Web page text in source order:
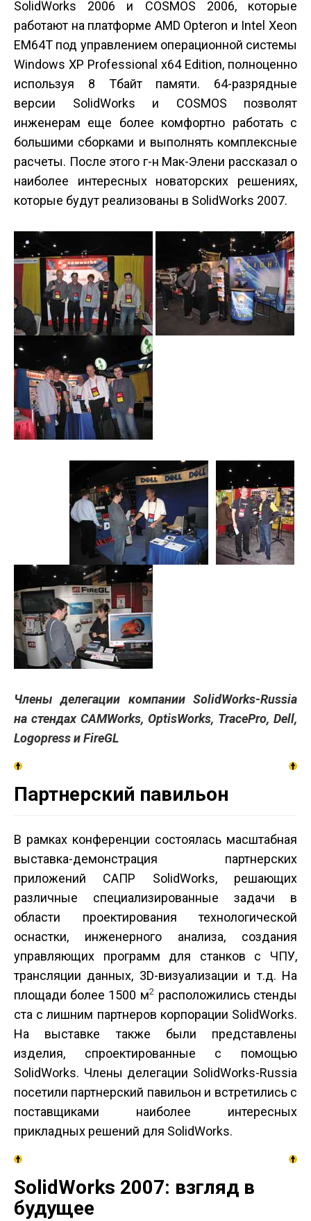
SolidWorks 2006 и COSMOS 2006, которые
работают на платформе AMD Opteron и Intel Xeon
EM64T под управлением операционной системы
Windows XP Professional x64 Edition, полноценно
используя 8 Тбайт памяти. 64-разрядные
версии SolidWorks и COSMOS позволят
инженерам еще более комфортно работать с
большими сборками и выполнять комплексные
расчеты. После этого г-н Мак-Элени рассказал о
наиболее интересных новаторских решениях,
которые будут реализованы в SolidWorks 2007.
Члены делегации компании SolidWorks-Russia
на стендах CAMWorks, OptisWorks, TracePro, Dell,
Logopress и FireGL
Партнерский павильон
В рамках конференции состоялась масштабная
выставка-демонстрация партнерских
приложений САПР SolidWorks, решающих
различные специализированные задачи в
области проектирования технологической
оснастки, инженерного анализа, создания
управляющих программ для станков с ЧПУ,
трансляции данных, 3D-визуализации и т.д. На
площади более 1500 м2 расположились стенды
ста с лишним партнеров корпорации SolidWorks.
На выставке также были представлены
изделия, спроектированные с помощью
SolidWorks. Члены делегации SolidWorks-Russia
посетили партнерский павильон и встретились с
поставщиками наиболее интересных
прикладных решений для SolidWorks.
SolidWorks 2007: взгляд в
будущее